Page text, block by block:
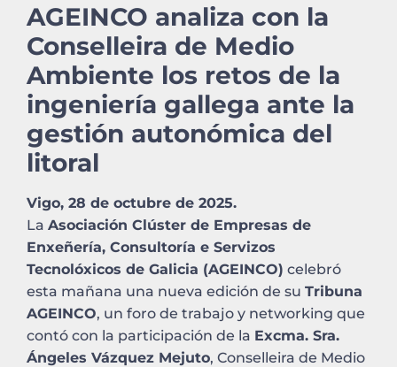
AGEINCO analiza con la
Conselleira de Medio
Ambiente los retos de la
ingeniería gallega ante la
gestión autonómica del
litoral
Vigo, 28 de octubre de 2025.
La Asociación Clúster de Empresas de
Enxeñería, Consultoría e Servizos
Tecnolóxicos de Galicia (AGEINCO) celebró
esta mañana una nueva edición de su Tribuna
AGEINCO, un foro de trabajo y networking que
contó con la participación de la Excma. Sra.
Ángeles Vázquez Mejuto, Conselleira de Medio